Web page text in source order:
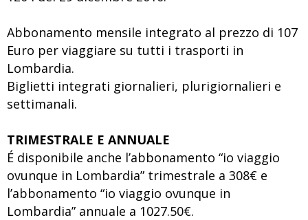
Abbonamento mensile integrato al prezzo di 107
Euro per viaggiare su tutti i trasporti in
Lombardia.
Biglietti integrati giornalieri, plurigiornalieri e
settimanali.
TRIMESTRALE E ANNUALE
É disponibile anche l’abbonamento “io viaggio
ovunque in Lombardia” trimestrale a 308€ e
l’abbonamento “io viaggio ovunque in
Lombardia” annuale a 1027.50€.